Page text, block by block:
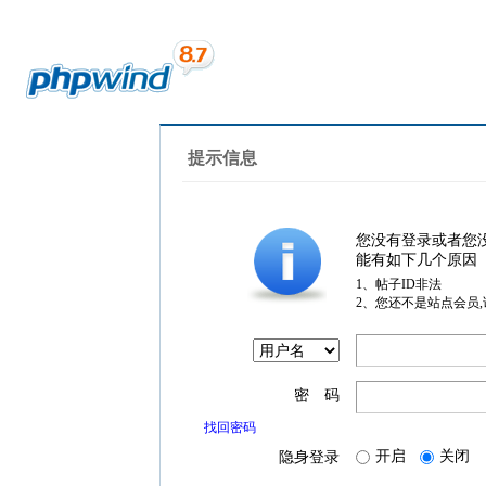
提示信息
您没有登录或者您
能有如下几个原因
1、帖子ID非法
2、您还不是站点会员
密 码
找回密码
隐身登录 开启 关闭